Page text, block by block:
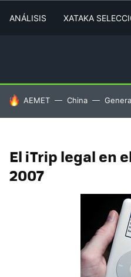
ANÁLISIS XATAKA
HOY SE HABLA DE
AEMET China
El iTrip legal en
2007